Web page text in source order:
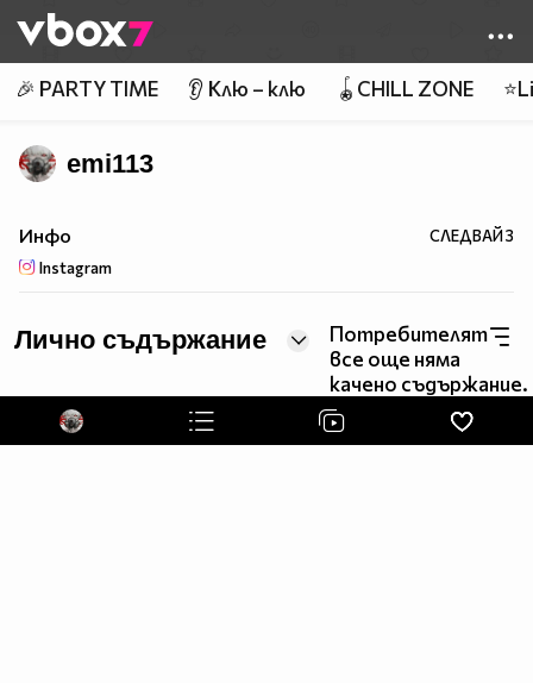
👾
🎉 PARTY TIME 👂 Клю – клю 🪀CHILL ZONE
emi113
Инфо СЛЕДВАЙ3
Instagram
Лично съдържание
Потребителят
все още няма
качено съдържание.